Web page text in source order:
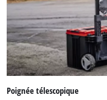
Poignée télescopique